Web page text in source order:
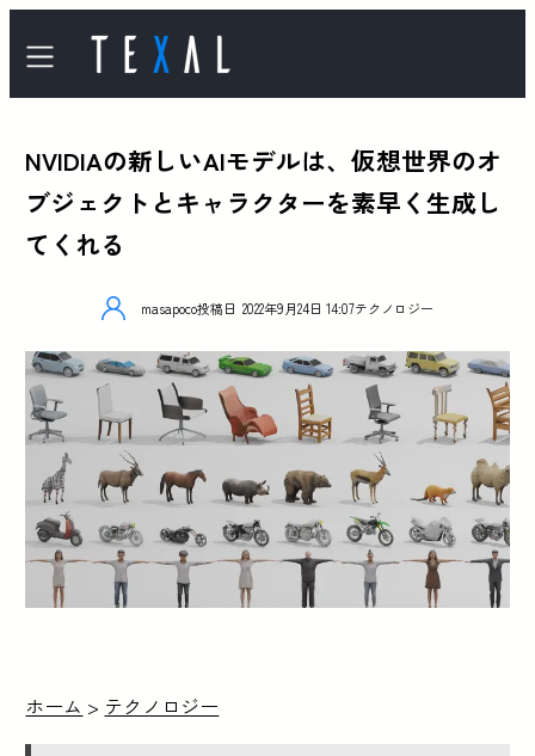
NVIDIAの新しいAIモデルは、仮想世界のオ
ブジェクトとキャラクターを素早く生成し
てくれる
masapoco投稿日 2022年9月24日 14:07テクノロジー
ホーム > テクノロジー